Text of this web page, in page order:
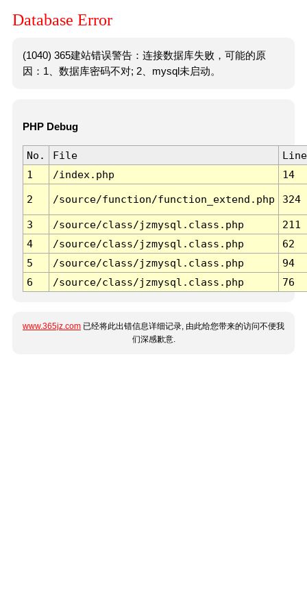
Database Error
(1040) 365建站错误警告：连接数据库失败，可能的原
因：1、数据库密码不对; 2、mysql未启动。
PHP Debug
No. File
Line
1
/index.php 14
2 /source/function/function_extend.php 324
3 /source/class/jzmysql.class.php
211
4
/source/class/jzmysql.class.php
62
5
/source/class/jzmysql.class.php
94
6
/source/class/jzmysql.class.php 76
www.365jz.com 已经将此出错信息详细记录, 由此给您带来的访问不便我
们深感歉意.